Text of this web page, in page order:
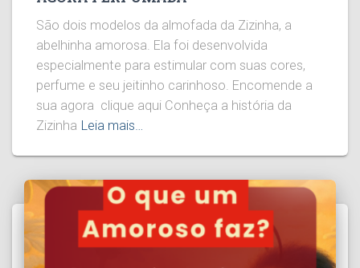
São dois modelos da almofada da Zizinha, a
abelhinha amorosa. Ela foi desenvolvida
especialmente para estimular com suas cores,
perfume e seu jeitinho carinhoso. Encomende a
sua agora clique aqui Conheça a história da
Zizinha Leia mais…